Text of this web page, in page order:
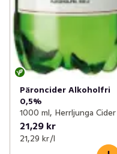
Päroncider Alkoholfri
0,5%
1000 ml, Herrljunga Cider
21,29 kr
21,29 kr /l